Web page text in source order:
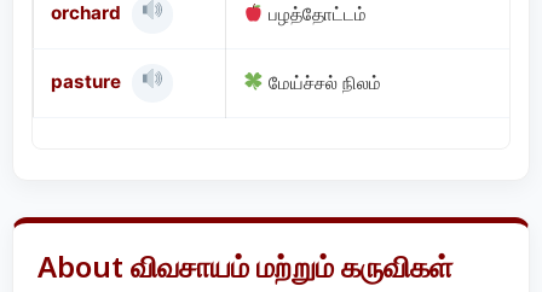
orchard பழத்தோட்டம்
pasture மேய்ச்சல் நிலம்
About விவசாயம் மற்றும் கருவிகள்